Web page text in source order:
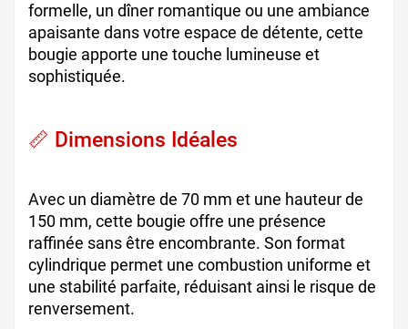
formelle, un dîner romantique ou une ambiance
apaisante dans votre espace de détente, cette
bougie apporte une touche lumineuse et
sophistiquée.
📏 Dimensions Idéales
Avec un diamètre de 70 mm et une hauteur de
150 mm, cette bougie offre une présence
raffinée sans être encombrante. Son format
cylindrique permet une combustion uniforme et
une stabilité parfaite, réduisant ainsi le risque de
renversement.